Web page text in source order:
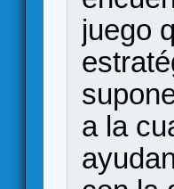
juego
a la